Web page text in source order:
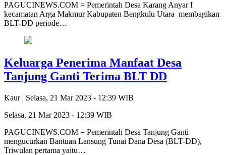
PAGUCINEWS.COM = Pemerintah Desa Karang Anyar I
kecamatan Arga Makmur Kabupaten Bengkulu Utara membagikan
BLT-DD periode…
Keluarga Penerima Manfaat Desa
Tanjung Ganti Terima BLT DD
Kaur | Selasa, 21 Mar 2023 - 12:39 WIB
Selasa, 21 Mar 2023 - 12:39 WIB
PAGUCINEWS.COM = Pemerintah Desa Tanjung Ganti
mengucurkan Bantuan Lansung Tunai Dana Desa (BLT-DD),
Triwulan pertama yaitu…